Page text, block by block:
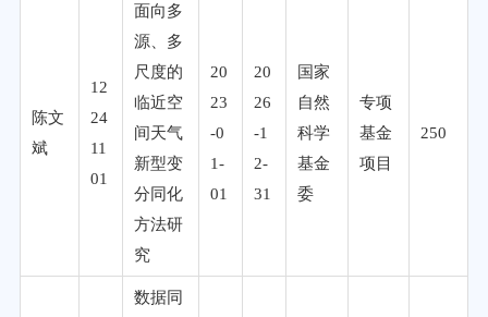
陈文
斌
12
24
11
01
面向多
源、多
尺度的
临近空
间天气
新型变
分同化
方法研
究
20
23
-0
1-
01
20
26
-1
2-
31
国家
自然
科学
基金
委
专项
基金
项目
250
数据同